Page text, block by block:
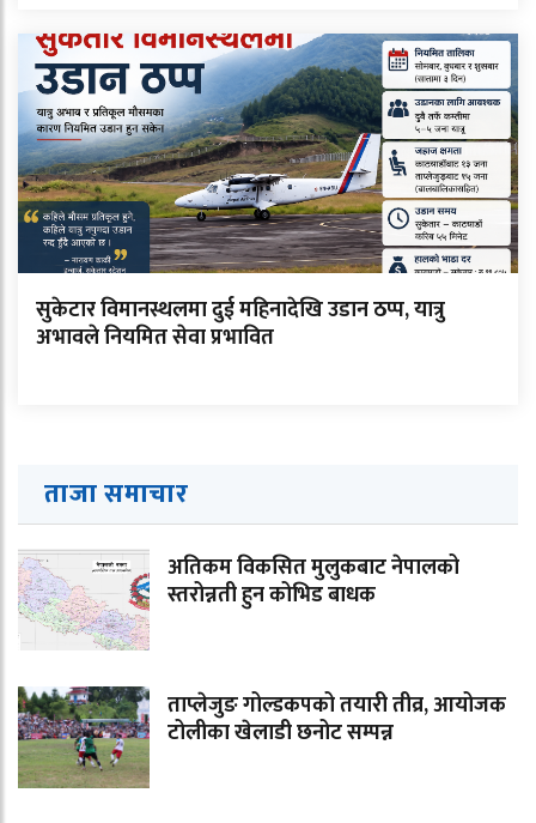
सुकेटार विमानस्थलमा दुई महिनादेखि उडान ठप्प, यात्रु
अभावले नियमित सेवा प्रभावित
ताजा समाचार
अतिकम विकसित मुलुकबाट नेपालको
स्तरोन्नती हुन कोभिड बाधक
ताप्लेजुङ गोल्डकपको तयारी तीव्र, आयोजक
टोलीका खेलाडी छनोट सम्पन्न